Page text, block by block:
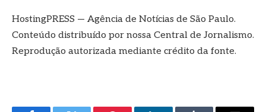
HostingPRESS — Agência de Notícias de São Paulo.
Conteúdo distribuído por nossa Central de Jornalismo.
Reprodução autorizada mediante crédito da fonte.